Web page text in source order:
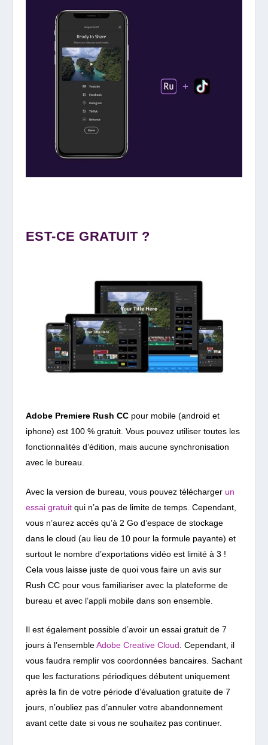
EST-CE GRATUIT ?
Adobe Premiere Rush CCpour mobile (android et
iphone) est 100 % gratuit. Vous pouvez utiliser toutes les
fonctionnalités d’édition, mais aucune synchronisation
avec le bureau.
Avec la version de bureau, vous pouvez télécharger un
essai gratuitqui n’a pas de limite de temps. Cependant,
vous n’aurez accès qu’à 2 Go d’espace de stockage
dans le cloud (au lieu de 10 pour la formule payante) et
surtout le nombre d’exportations vidéo est limité à 3 !
Cela vous laisse juste de quoi vous faire un avis sur
Rush CC pour vous familiariser avec la plateforme de
bureau et avec l’appli mobile dans son ensemble.
Il est également possible d’avoir un essai gratuit de 7
jours à l’ensembleAdobe Creative Cloud . Cependant, il
vous faudra remplir vos coordonnées bancaires. Sachant
que les facturations périodiques débutent uniquement
après la fin de votre période d’évaluation gratuite de 7
jours, n’oubliez pas d’annuler votre abandonnement
avant cette date si vous ne souhaitez pas continuer.